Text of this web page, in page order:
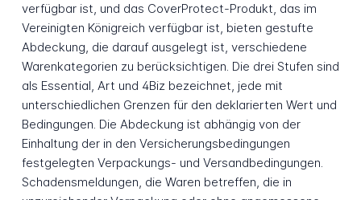
verfügbar ist, und das CoverProtect-Produkt, das im
Vereinigten Königreich verfügbar ist, bieten gestufte
Abdeckung, die darauf ausgelegt ist, verschiedene
Warenkategorien zu berücksichtigen. Die drei Stufen sind
als Essential, Art und 4Biz bezeichnet, jede mit
unterschiedlichen Grenzen für den deklarierten Wert und
Bedingungen. Die Abdeckung ist abhängig von der
Einhaltung der in den Versicherungsbedingungen
festgelegten Verpackungs- und Versandbedingungen.
Schadensmeldungen, die Waren betreffen, die in